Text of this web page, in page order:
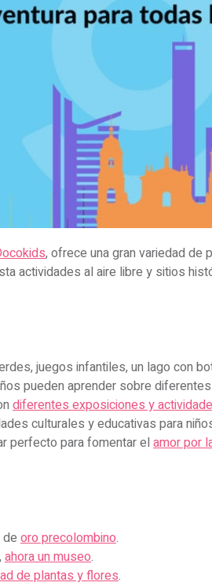
, ofrece una gran variedad de
actividades al aire libre y sitios
juegos infantiles, un lago con
pueden aprender sobre
diferentes exposiciones y
culturales y educativas para
perfecto para fomentar el amor por
oro precolombino.
ahora un museo.
de plantas y flores.